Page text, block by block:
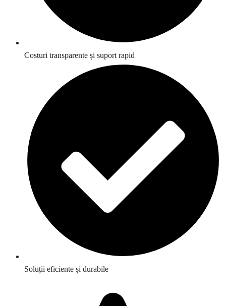
Costuri transparente și suport rapid
Soluții eficiente și durabile